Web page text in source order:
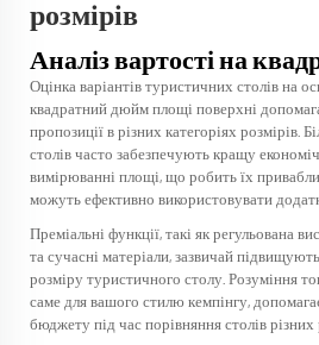
розмірів
Аналіз вартості на
Оцінка варіантів туристичних столів на
квадратний дюйм площі поверхні
пропозиції в різних категоріях розмірів.
столів часто забезпечують кращу
вимірюванні площі, що робить їх
можуть ефективно використовувати
Преміальні функції, такі як регульована
та сучасні матеріали, зазвичай
розміру туристичного столу. Розуміння
саме для вашого стилю кемпінгу,
бюджету під час порівняння столів різних